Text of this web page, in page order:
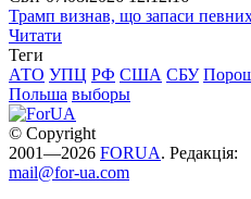
Трамп визнав, що запаси
Читати
Теги
АТО УПЦ РФ США СБУ
Польша выборы
© Copyright
2001—2026 FORUA. Редакція:
mail@for-ua.com